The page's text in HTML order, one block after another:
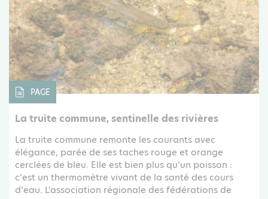
PAGE
La truite commune, sentinelle des rivières
La truite commune remonte les courants avec
élégance, parée de ses taches rouge et orange
cerclées de bleu. Elle est bien plus qu’un poisson :
c’est un thermomètre vivant de la santé des cours
d’eau. L'association régionale des fédérations de